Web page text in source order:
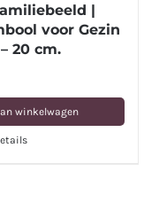
|
voor Gezin
20 cm.
winkelwagen